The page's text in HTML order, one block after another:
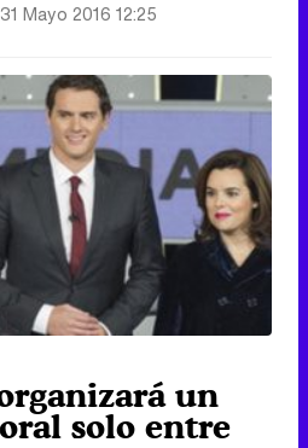
Mayo 2016 12:25
un
solo entre